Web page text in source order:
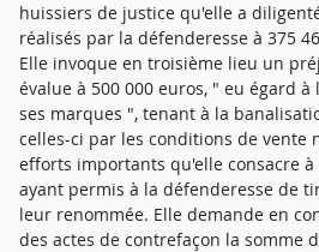
huissiers de justice qu'elle a
réalisés par la défenderesse à 375
Elle invoque en troisième lieu un
évalue à 500 000 euros, " eu égard
ses marques ", tenant à la
celles-ci par les conditions de vente
efforts importants qu'elle consacre
ayant permis à la défenderesse de
leur renommée. Elle demande en
des actes de contrefaçon la somme